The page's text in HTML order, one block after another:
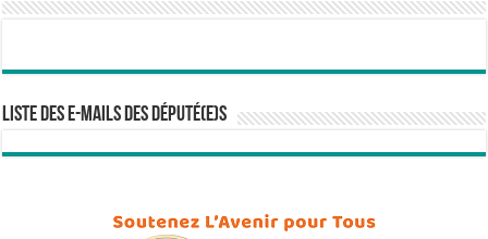
Liste des e-mails des député(e)s